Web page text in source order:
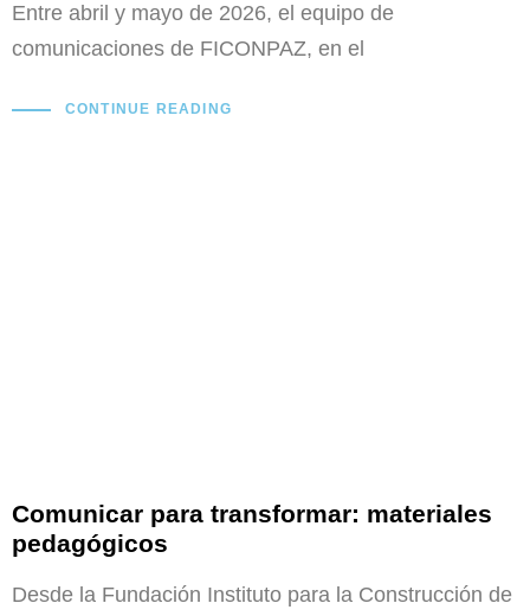
Entre abril y mayo de 2026, el equipo de
comunicaciones de FICONPAZ, en el
CONTINUE READING
Comunicar para transformar: materiales
pedagógicos
Desde la Fundación Instituto para la Construcción de